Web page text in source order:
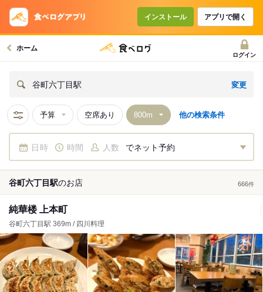
インストール アプリで開く
ホーム
ログイン
谷町六丁目駅 変更
予算 空席あり 他の検索条件
日時 時間 人数 でネット予約
谷町六丁目駅のお店 666件
純華楼 上本町
谷町六丁目駅 369m / 四川料理